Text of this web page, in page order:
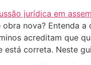
obra nova? Entenda
acreditam que
está correta. Neste